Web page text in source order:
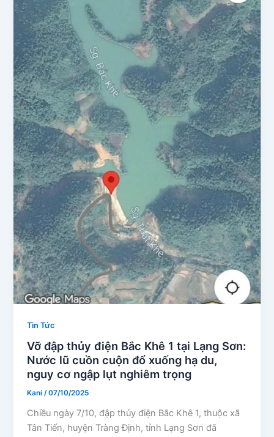
Tin Tức
Vỡ đập thủy điện Bắc Khê 1 tại Lạng Sơn:
Nước lũ cuồn cuộn đổ xuống hạ du,
nguy cơ ngập lụt nghiêm trọng
Kani/07/10/2025
Chiều ngày 7/10, đập thủy điện Bắc Khê 1, thuộc xã
Tân Tiến, huyện Tràng Định, tỉnh Lạng Sơn đã